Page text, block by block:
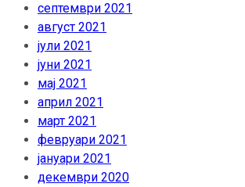
септември 2021
август 2021
јули 2021
јуни 2021
мај 2021
април 2021
март 2021
февруари 2021
јануари 2021
декември 2020